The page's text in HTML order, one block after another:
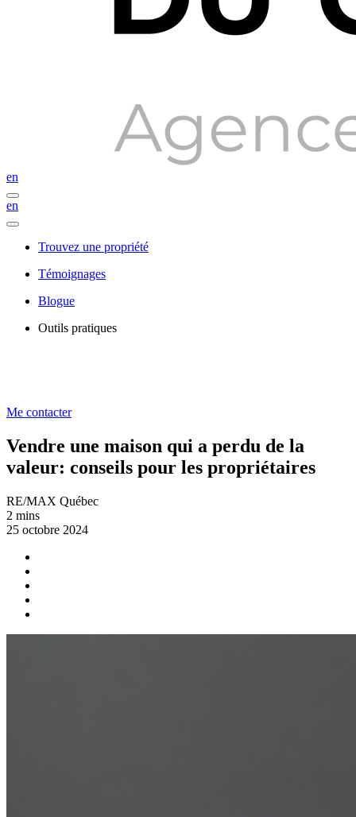
en
en
Trouvez une propriété
Témoignages
Blogue
Outils pratiques
Me contacter
Vendre une maison qui a perdu de la
valeur: conseils pour les propriétaires
RE/MAX Québec
2 mins
25 octobre 2024